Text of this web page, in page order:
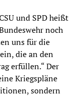
und SPD heißt
noch
uns für die
die an den
erfüllen.“ Der
Kriegspläne
sondern